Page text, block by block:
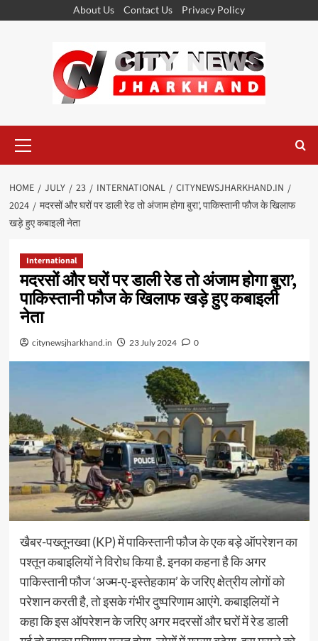
About Us Contact Us Privacy Policy
Menu
HOME JULY 23 INTERNATIONAL
CITYNEWSJHARKHAND.IN
2024
मदरसों और घरों पर डाली रेड तो अंजाम होगा बुरा’, पाकिस्तानी फौज के खिलाफ
खड़े हुए कबाइली नेता
International
मदरसों और घरों पर डाली रेड तो अंजाम होगा बुरा’,
पाकिस्तानी फौज के खिलाफ खड़े हुए कबाइली
नेता
citynewsjharkhand.in 23 July 2024 0
खैबर-पख्तूनख्वा (KP) में पाकिस्तानी फौज के एक बड़े ऑपरेशन का
पश्तून कबाइलियों ने विरोध किया है. इनका कहना है कि अगर
पाकिस्तानी फौज ‘अज्म-ए-इस्तेहकाम’ के जरिए क्षेत्रीय लोगों को
परेशान करती है, तो इसके गंभीर दुष्परिणाम आएंगे. कबाइलियों ने
कहा कि इस ऑपरेशन के जरिए अगर मदरसों और घरों में रेड डाली